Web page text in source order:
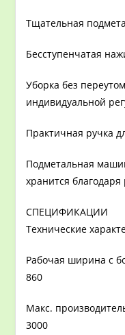
Тщательная
Бесступенчатая
Уборка без
индивидуальной
Практичная ручка
Подметальная
хранится
СПЕЦИФИКАЦИИ
Технические
Рабочая ширина с
860
Макс.
3000